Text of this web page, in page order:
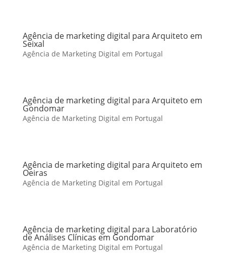
Agência de marketing digital para Arquiteto em
Seixal
Agência de Marketing Digital em Portugal
Agência de marketing digital para Arquiteto em
Gondomar
Agência de Marketing Digital em Portugal
Agência de marketing digital para Arquiteto em
Oeiras
Agência de Marketing Digital em Portugal
Agência de marketing digital para Laboratório
de Análises Clínicas em Gondomar
Agência de Marketing Digital em Portugal